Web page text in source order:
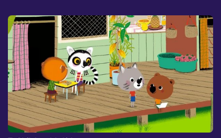
og hvis de ikke skynder sig, når Mouk, Chavapa og Bouba
ikke frem til brylluppet i tide!